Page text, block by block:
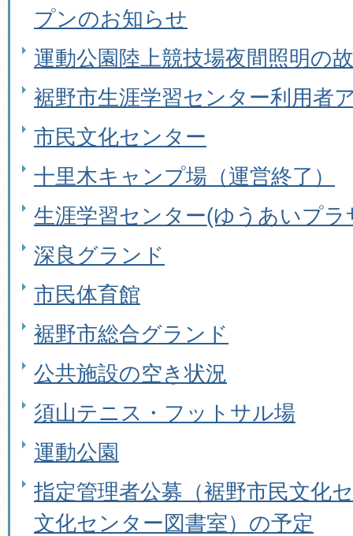
プンのお知らせ
運動公園陸上競技場夜間照明の
裾野市生涯学習センター利用者
市民文化センター
十里木キャンプ場（運営終了）
生涯学習センター(ゆうあいプラ
深良グランド
市民体育館
裾野市総合グランド
公共施設の空き状況
須山テニス・フットサル場
運動公園
指定管理者公募（裾野市民文化
文化センター図書室）の予定